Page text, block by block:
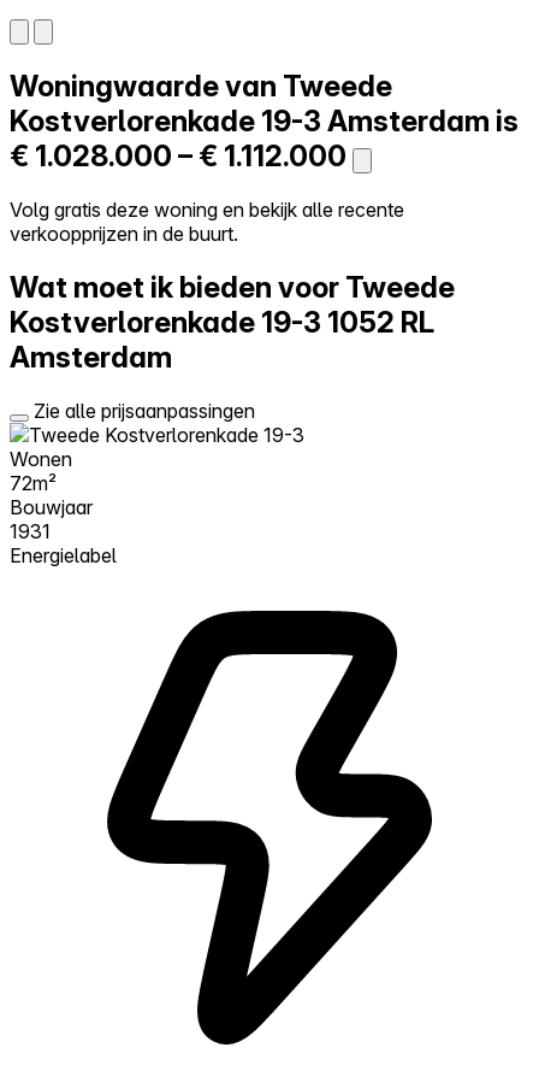
Zelf kopen
Alles-in-één
Reviews
Prijzen
Log in
Probeer Walter gratis
Woningwaarde van Tweede
Kostverlorenkade 19-3 Amsterdam is
€ 1.028.000 – € 1.112.000
Volg gratis deze woning en bekijk alle recente
verkoopprijzen in de buurt.
Wat moet ik bieden voor Tweede
Kostverlorenkade 19-3 1052 RL
Amsterdam
Zie alle prijsaanpassingen
Wonen
72m²
Bouwjaar
1931
Energielabel